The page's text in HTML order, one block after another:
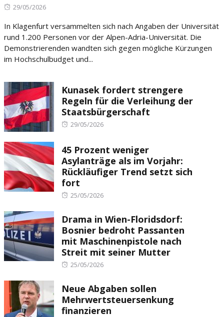
Posted
29/05/2026
In Klagenfurt versammelten sich nach Angaben der Universität
rund 1.200 Personen vor der Alpen-Adria-Universität. Die
Demonstrierenden wandten sich gegen mögliche Kürzungen
im Hochschulbudget und...
Kunasek fordert strengere
Regeln für die Verleihung der
Staatsbürgerschaft
Posted
29/05/2026
45 Prozent weniger
Asylanträge als im Vorjahr:
Rückläufiger Trend setzt sich
fort
Posted
25/05/2026
Drama in Wien-Floridsdorf:
Bosnier bedroht Passanten
mit Maschinenpistole nach
Streit mit seiner Mutter
Posted
25/05/2026
Neue Abgaben sollen
Mehrwertsteuersenkung
finanzieren